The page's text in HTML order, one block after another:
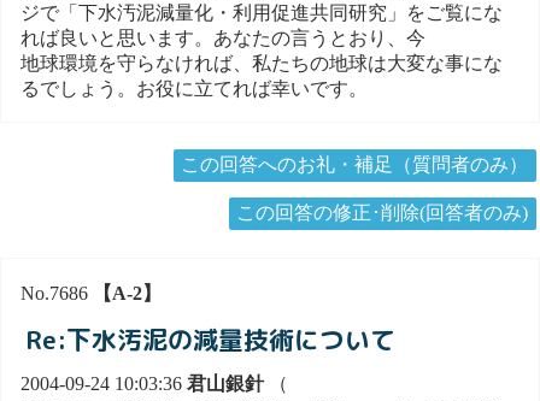
ジで「下水汚泥減量化・利用促進共同研究」をご覧にな
れば良いと思います。あなたの言うとおり、今
地球環境を守らなければ、私たちの地球は大変な事にな
るでしょう。お役に立てれば幸いです。
この回答へのお礼・補足（質問者のみ）
この回答の修正･削除(回答者のみ)
No.7686 【A-2】
Re:下水汚泥の減量技術について
2004-09-24 10:03:36 君山銀針（